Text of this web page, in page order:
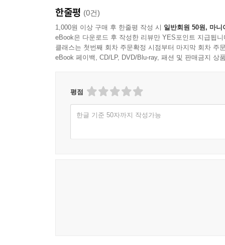
한줄평 (0건)
1,000원 이상 구매 후 한줄평 작성 시 일반회원 50원, 마니
eBook은 다운로드 후 작성한 리뷰만 YES포인트 지급됩니
클래스는 첫번째 회차 주문확정 시점부터 마지막 회차 주
eBook 페이백, CD/LP, DVD/Blu-ray, 패션 및 판매금지 상
평점
한글 기준 50자까지 작성가능